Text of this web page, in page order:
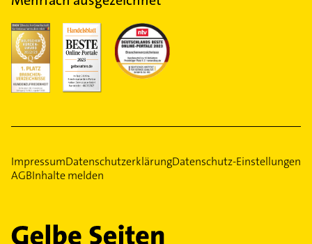
ImpressumDatenschutzerklärungDatenschutz-Einstellungen
AGBInhalte melden